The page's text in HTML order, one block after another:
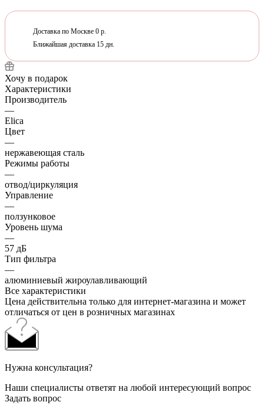
Доставка по Москве 0 р.
Ближайшая доставка 15 дн.
Хочу в подарок
Характеристики
Производитель
—
Elica
Цвет
—
нержавеющая сталь
Режимы работы
—
отвод/циркуляция
Управление
—
ползунковое
Уровень шума
—
57 дБ
Тип фильтра
—
алюминиевый жироулавливающий
Все характеристики
Цена действительна только для интернет-магазина и может
отличаться от цен в розничных магазинах
Нужна консультация?
Наши специалисты ответят на любой интересующий вопрос
Задать вопрос